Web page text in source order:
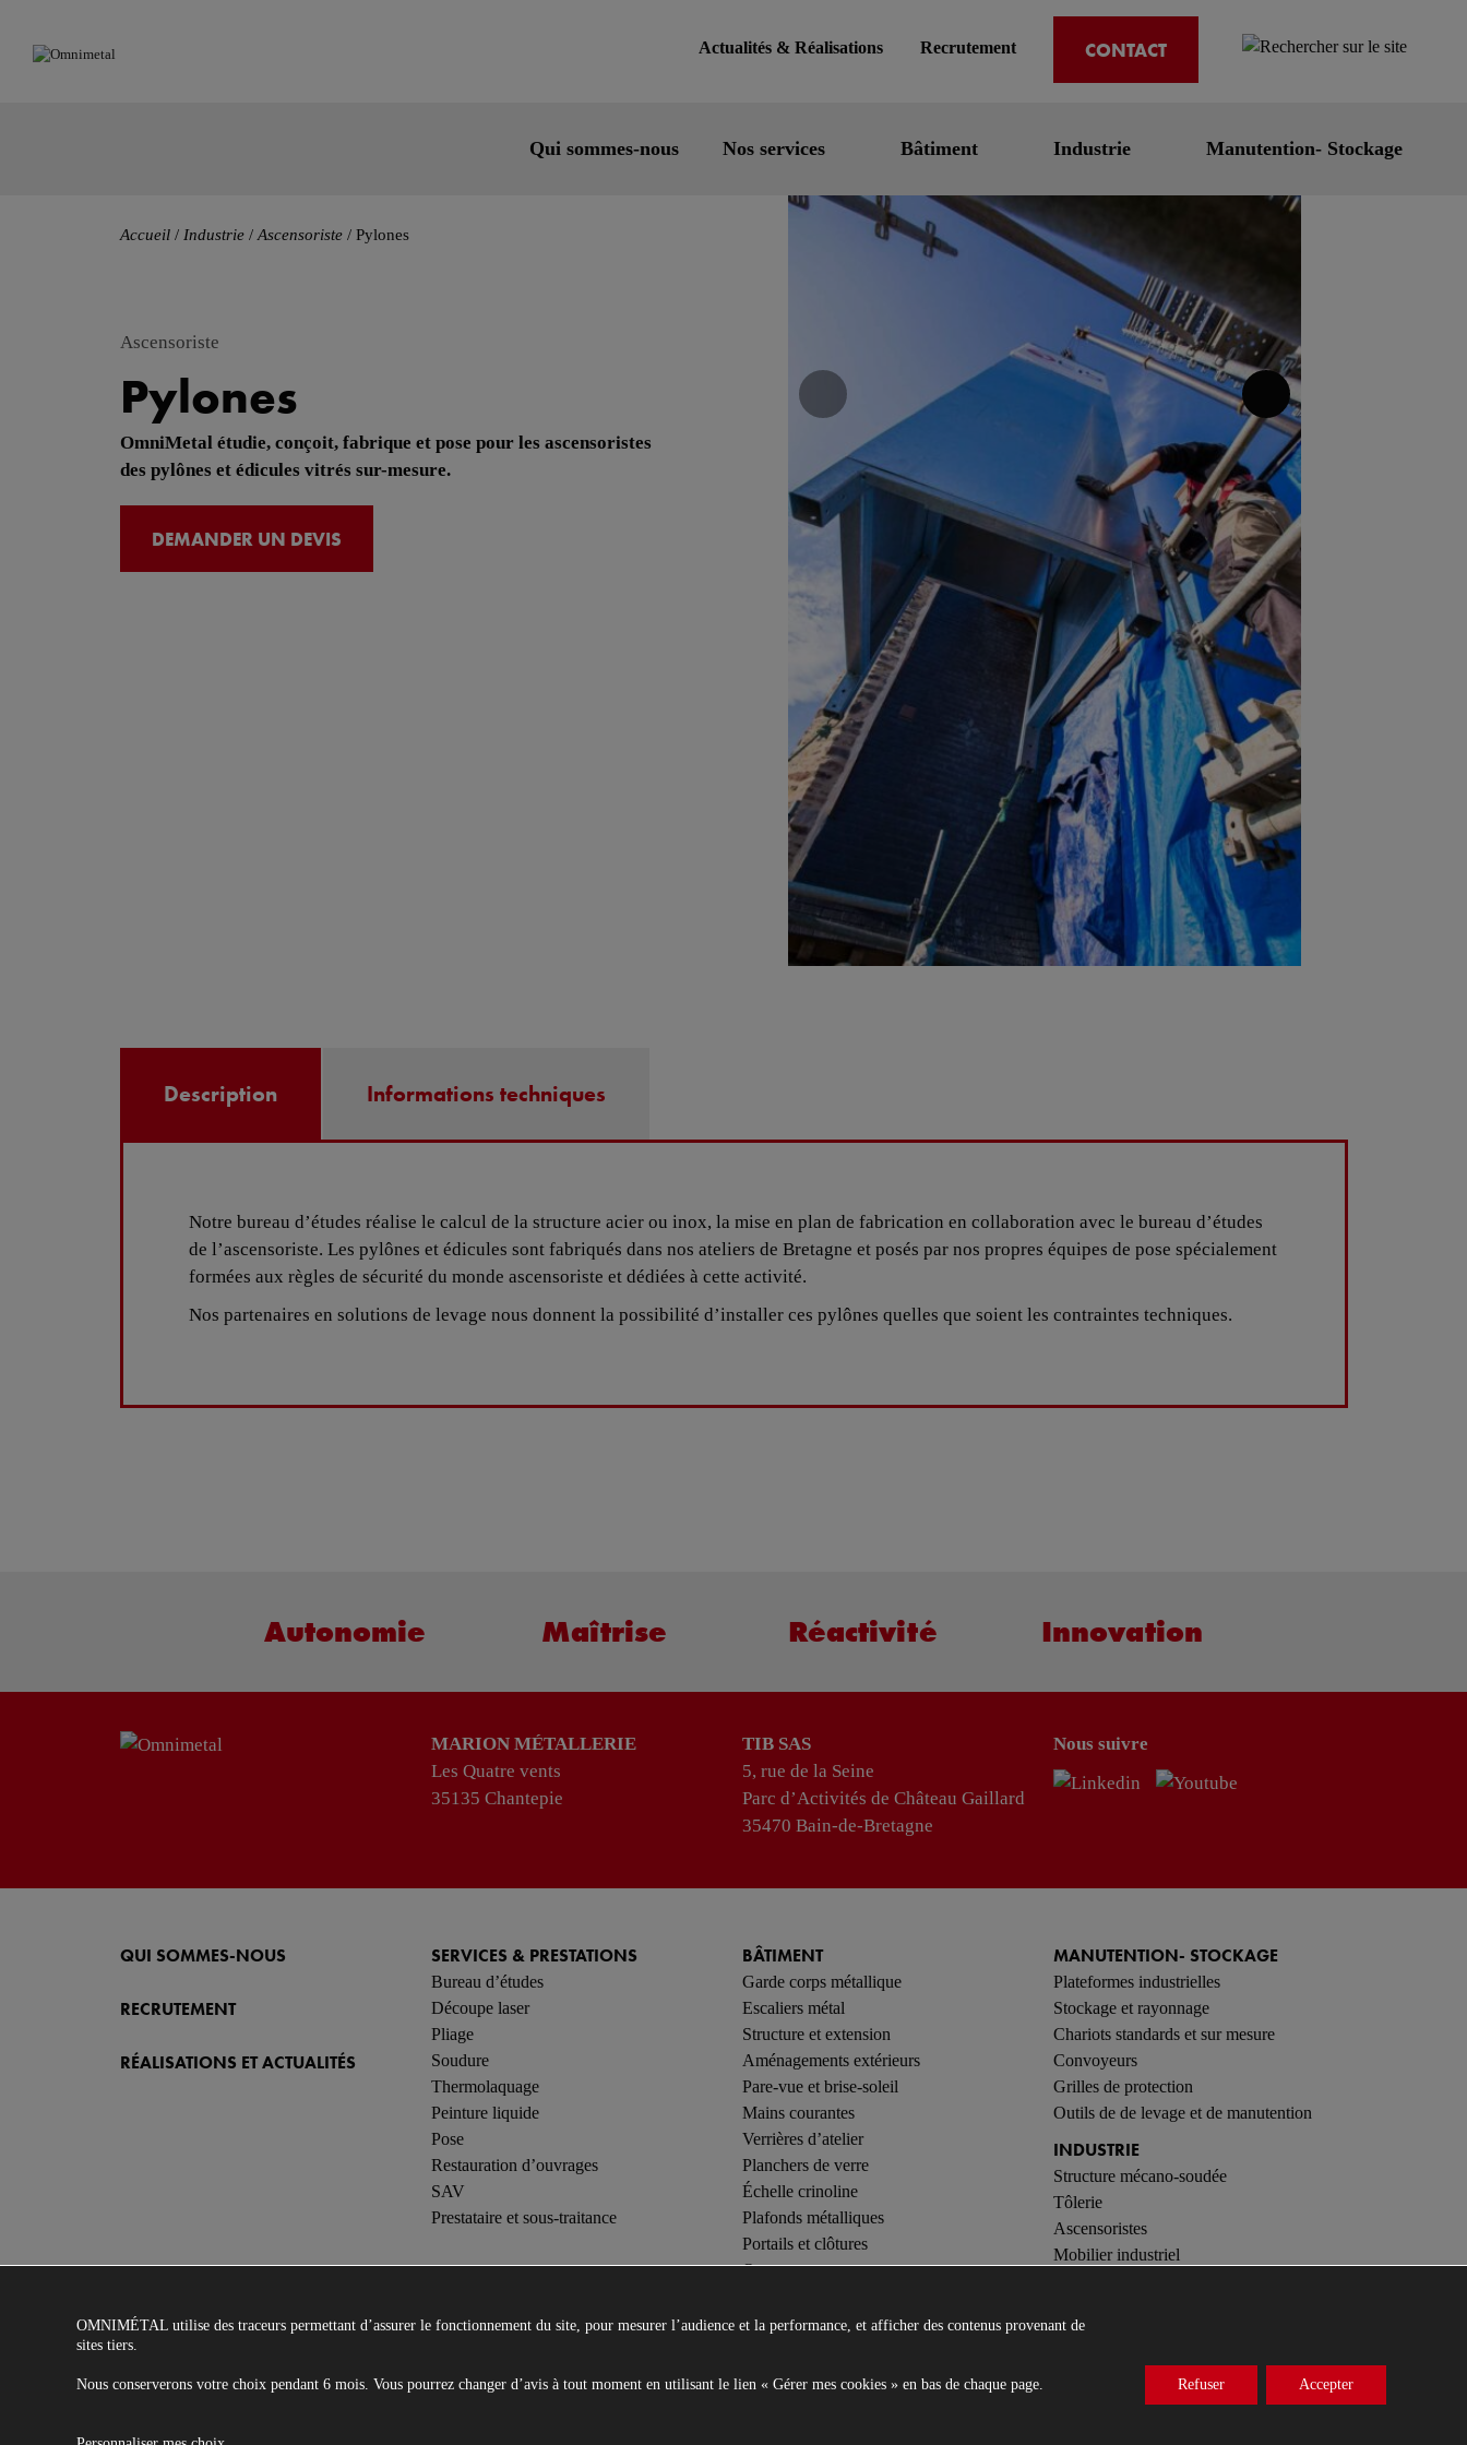
Actualités & Réalisations Recrutement CONTACT
Qui sommes-nous Nos services Bâtiment Industrie Manutention- Stockage
Accueil / Industrie/ Ascensoriste/ Pylones
Ascensoriste
Pylones
OmniMetal étudie, conçoit, fabrique et pose pour les ascensoristes
des pylônes et édicules vitrés sur-mesure.
DEMANDER UN DEVIS
Description Informations techniques
Notre bureau d’études réalise le calcul de la structure acier ou inox, la mise en plan de fabrication en collaboration avec le bureau d’études
de l’ascensoriste. Les pylônes et édicules sont fabriqués dans nos ateliers de Bretagne et posés par nos propres équipes de pose spécialement
formées aux règles de sécurité du monde ascensoriste et dédiées à cette activité.
Nos partenaires en solutions de levage nous donnent la possibilité d’installer ces pylônes quelles que soient les contraintes techniques.
Autonomie Maîtrise Réactivité Innovation
MARION MÉTALLERIE
Les Quatre vents
35135 Chantepie
TIB SAS
5, rue de la Seine
Parc d’Activités de Château Gaillard
35470 Bain-de-Bretagne
Nous suivre
QUI SOMMES-NOUS
RECRUTEMENT
RÉALISATIONS ET ACTUALITÉS
SERVICES & PRESTATIONS
Bureau d’études
Découpe laser
Pliage
Soudure
Thermolaquage
Peinture liquide
Pose
Restauration d’ouvrages
SAV
Prestataire et sous-traitance
BÂTIMENT
Garde corps métallique
Escaliers métal
Structure et extension
Aménagements extérieurs
Pare-vue et brise-soleil
Mains courantes
Verrières d’atelier
Planchers de verre
Échelle crinoline
Plafonds métalliques
Portails et clôtures
Ouvertures
Mobilier intérieur et extérieur
MANUTENTION- STOCKAGE
Plateformes industrielles
Stockage et rayonnage
Chariots standards et sur mesure
Convoyeurs
Grilles de protection
Outils de de levage et de manutention
INDUSTRIE
Structure mécano-soudée
Tôlerie
Ascensoristes
Mobilier industriel
CONTACT
Entreprise de metallerie-serrurerie dans le Grand
OMNIMÉTAL utilise des traceurs permettant d’assurer le fonctionnement du site, pour mesurer l’audience et la performance, et afficher des contenus provenant de
sites tiers.
Nous conserverons votre choix pendant 6 mois. Vous pourrez changer d’avis à tout moment en utilisant le lien « Gérer mes cookies » en bas de chaque page. Accepter
Refuser